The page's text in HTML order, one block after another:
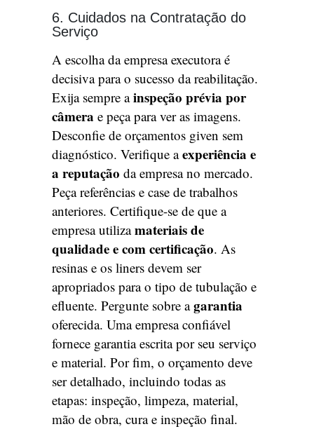
6. Cuidados na Contratação do
Serviço
A escolha da empresa executora é
decisiva para o sucesso da reabilitação.
Exija sempre ainspeção prévia por
câmera e peça para ver as imagens.
Desconfie de orçamentos given sem
diagnóstico. Verifique aexperiência e
a reputação da empresa no mercado.
Peça referências e case de trabalhos
anteriores. Certifique-se de que a
empresa utilizamateriais de
qualidade e com certificação. As
resinas e os liners devem ser
apropriados para o tipo de tubulação e
efluente. Pergunte sobre agarantia
oferecida. Uma empresa confiável
fornece garantia escrita por seu serviço
e material. Por fim, o orçamento deve
ser detalhado, incluindo todas as
etapas: inspeção, limpeza, material,
mão de obra, cura e inspeção final.